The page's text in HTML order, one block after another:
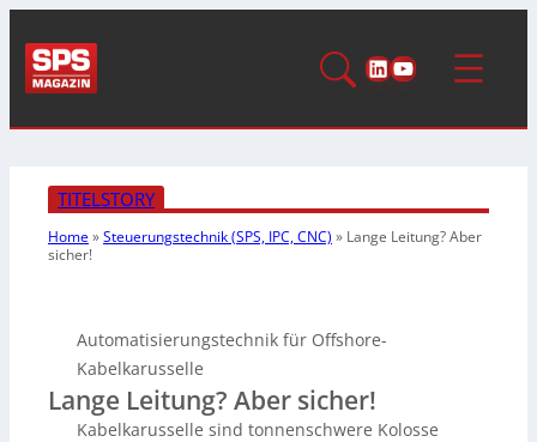
LinkedIn
YouTube
TITELSTORY
Home»Steuerungstechnik (SPS, IPC, CNC) » Lange Leitung? Aber
sicher!
Automatisierungstechnik für Offshore-
Kabelkarusselle
Lange Leitung? Aber sicher!
Kabelkarusselle sind tonnenschwere Kolosse